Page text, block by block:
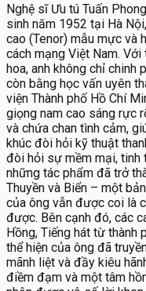
Nghệ sĩ Ưu tú Tuấn
sinh năm 1952 tại Hà
cao (Tenor) mẫu mực và
cách mạng Việt Nam.
hoa, anh không chỉ chinh
còn bằng học vấn uyên
viện Thành phố Hồ Chí
giọng nam cao sáng rực
và chứa chan tình cảm,
khúc đòi hỏi kỹ thuật
đòi hỏi sự mềm mại, tinh
những tác phẩm đã trở
Thuyền và Biển – một
của ông vẫn được coi là
được. Bên cạnh đó, các
Hồng, Tiếng hát từ thành
thể hiện của ông đã
mãnh liệt và đầy kiêu
điềm đạm và một tâm